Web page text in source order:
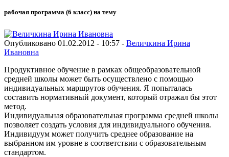
рабочая программа (6 класс) на тему
Опубликовано 01.02.2012 - 10:57 - Величкина Ирина
Ивановна
Продуктивное обучение в рамках общеобразовательной
средней школы может быть осуществлено с помощью
индивидуальных маршрутов обучения. Я попыталась
составить нормативный документ, который отражал бы этот
метод.
Индивидуальная образовательная программа средней школы
позволяет создать условия для индивидуального обучения.
Индивидуум может получить среднее образование на
выбранном им уровне в соответствии с образовательным
стандартом.